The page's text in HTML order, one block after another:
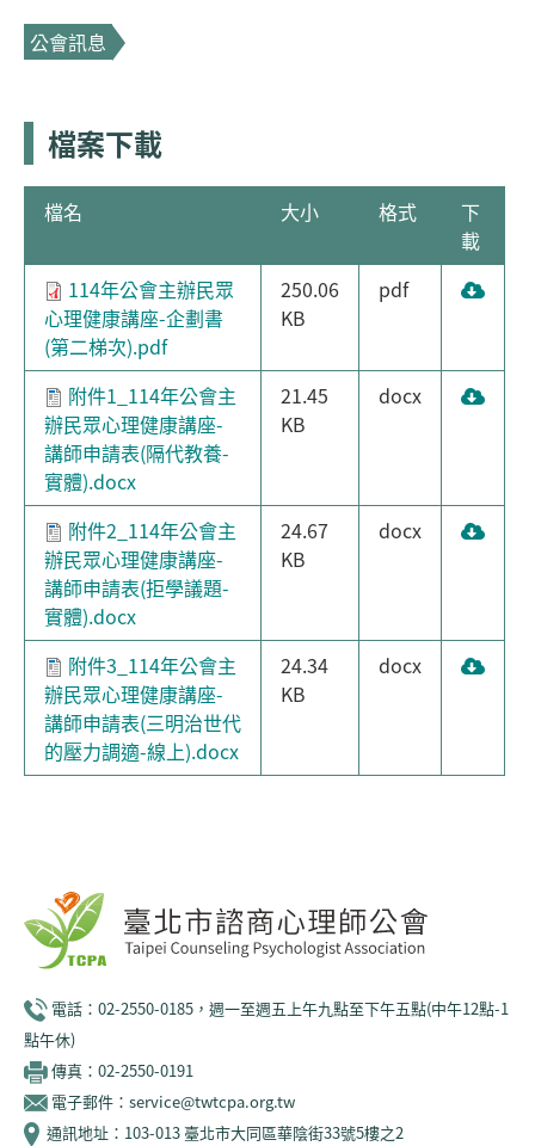
公會訊息
檔案下載
檔名 大小 格式
下
載
114年公會主辦民眾
心理健康講座-企劃書
(第二梯次).pdf
250.06
KB
pdf
附件1_114年公會主
辦民眾心理健康講座-
講師申請表(隔代教養-
實體).docx
21.45
KB
docx
附件2_114年公會主
辦民眾心理健康講座-
講師申請表(拒學議題-
實體).docx
24.67
KB
docx
附件3_114年公會主
辦民眾心理健康講座-
講師申請表(三明治世代
的壓力調適-線上).docx
24.34
KB
docx
電話：02-2550-0185，週一至週五上午九點至下午五點(中午12點-1
點午休)
傳真：02-2550-0191
電子郵件：service@twtcpa.org.tw
通訊地址：103-013 臺北市大同區華陰街33號5樓之2